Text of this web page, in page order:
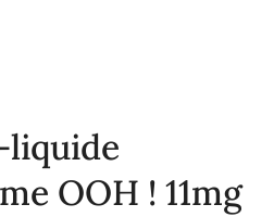
liquide
OOH ! 11mg